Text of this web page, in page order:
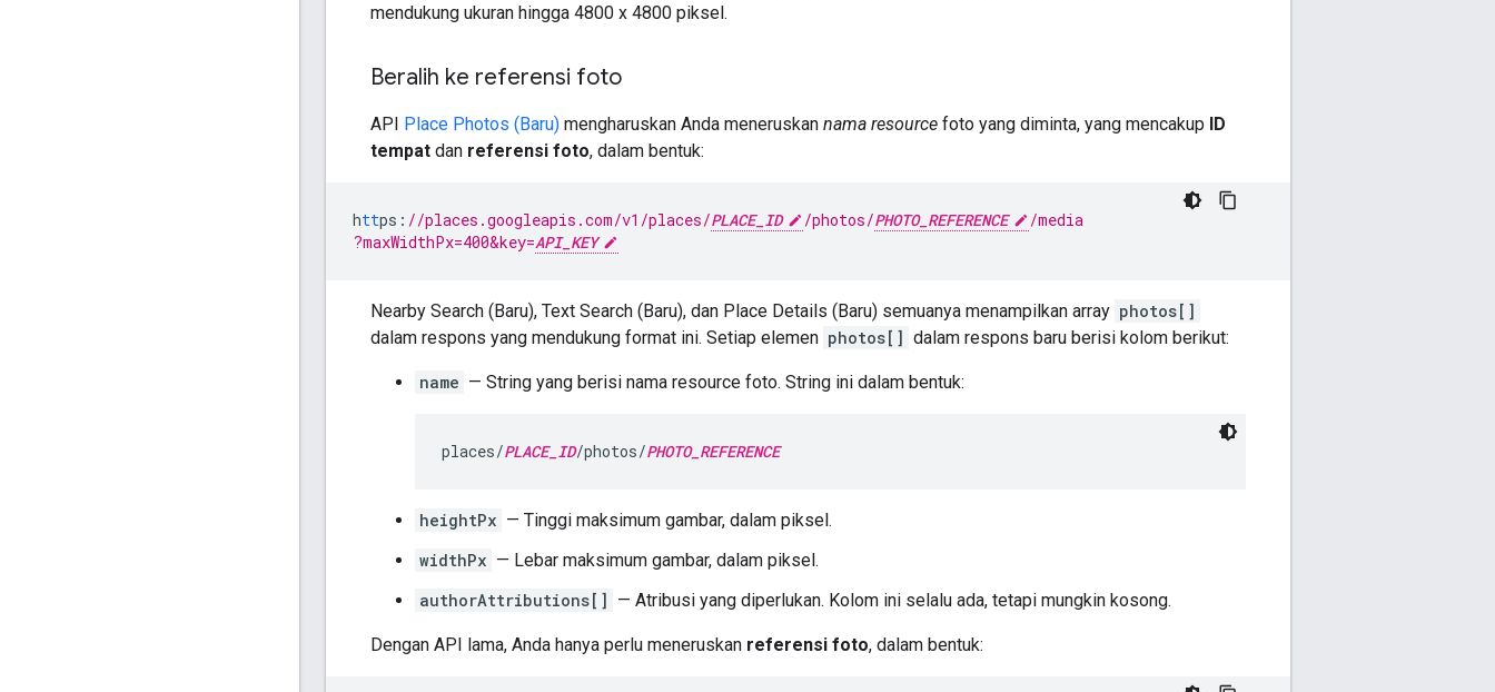
mendukung ukuran hingga 4800 x 4800 piksel.
Beralih ke referensi foto
API Place Photos (Baru) mengharuskan Anda meneruskan nama resource foto yang diminta, yang mencakup ID
tempat dan referensi foto, dalam bentuk:
https : //places.googleapis.com/v1/places/PLACE_ID /photos/PHOTO_REFERENCE
/media
?maxWidthPx=400&key=API_KEY
Nearby Search (Baru), Text Search (Baru), dan Place Details (Baru) semuanya menampilkan array photos[]
dalam respons yang mendukung format ini. Setiap elemen photos[] dalam respons baru berisi kolom berikut:
name — String yang berisi nama resource foto. String ini dalam bentuk:
places/PLACE_ID/photos/PHOTO_REFERENCE
heightPx — Tinggi maksimum gambar, dalam piksel.
widthPx — Lebar maksimum gambar, dalam piksel.
authorAttributions[] — Atribusi yang diperlukan. Kolom ini selalu ada, tetapi mungkin kosong.
Dengan API lama, Anda hanya perlu meneruskan referensi foto, dalam bentuk: